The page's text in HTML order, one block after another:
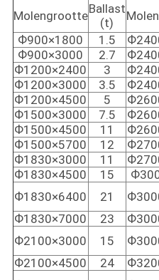
MolengrootteBallast
(t)
Ф900×1800 1.5
Ф900×3000
2.7
Ф1200×2400
3
Ф1200×3000
3.5
Ф1200×4500
5
Ф1500×3000
7.5
Ф1500×4500
11
Ф1500×5700
12
Ф1830×3000
11
Ф1830×4500
15
Ф1830×6400
21
Ф1830×7000
23
Ф2100×3000
15
Ф2100×4500
24